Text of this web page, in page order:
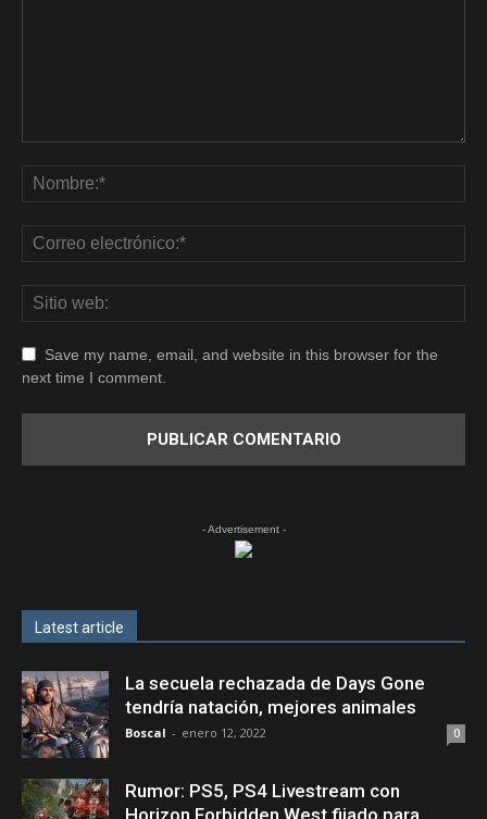
Save my name, email, and website in this browser for the
next time I comment.
- Advertisement -
Latest article
La secuela rechazada de Days Gone
tendría natación, mejores animales
Boscal - enero 12, 2022 0
Rumor: PS5, PS4 Livestream con
Horizon Forbidden West fijado para